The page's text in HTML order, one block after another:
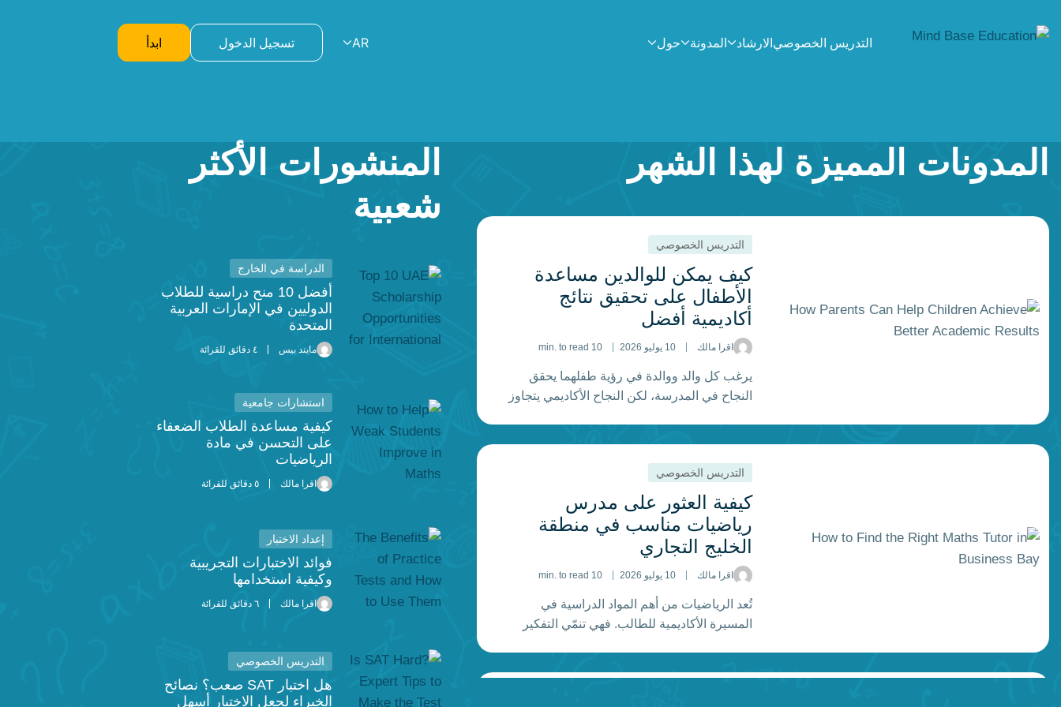
التدريس الخصوصي الارشاد المدونة حول AR تسجيل الدخول ابدأ
المدونات المميزة لهذا الشهر
التدريس الخصوصي
كيف يمكن للوالدين مساعدة
الأطفال على تحقيق نتائج
أكاديمية أفضل
اقرا مالك 10 يوليو 2026 10 min. to read
يرغب كل والد ووالدة في رؤية طفلهما يحقق
النجاح في المدرسة، لكن النجاح الأكاديمي يتجاوز
المنزل. وبينما يلعب المعلمون دورًا مهمًا داخل
الفصل الدراسي، فإن الوالدين يمتلكان التأثير الأكبر
على […]
التدريس الخصوصي
كيفية العثور على مدرس
رياضيات مناسب في منطقة
الخليج التجاري
اقرا مالك 10 يوليو 2026 10 min. to read
تُعد الرياضيات من أهم المواد الدراسية في
المسيرة الأكاديمية للطالب. فهي تنمّي التفكير
المنشورات الأكثر
شعبية
الدراسة في الخارج
أفضل 10 منح دراسية للطلاب
الدوليين في الإمارات العربية
المتحدة
مايند بيس ٤ دقائق للقرائة
استشارات جامعية
كيفية مساعدة الطلاب الضعفاء
على التحسن في مادة
الرياضيات
اقرا مالك ٥ دقائق للقرائة
إعداد الاختبار
فوائد الاختبارات التجريبية
وكيفية استخدامها
اقرا مالك ٦ دقائق للقرائة
التدريس الخصوصي
هل اختبار SAT صعب؟ نصائح
الخبراء لجعل الاختبار أسهل